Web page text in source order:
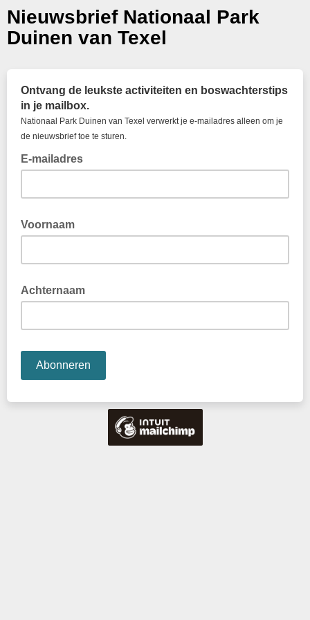
Nieuwsbrief Nationaal Park
Duinen van Texel
Ontvang de leukste activiteiten en boswachterstips
in je mailbox.
Nationaal Park Duinen van Texel verwerkt je e-mailadres alleen om je
de nieuwsbrief toe te sturen.
E-mailadres
Voornaam
Achternaam